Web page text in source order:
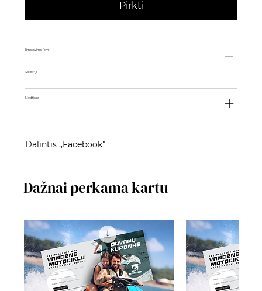
Pirkti
Išmatavimai (cm)
12x8x4,5
Medžiaga
Dalintis ,,Facebook"
Dažnai perkama kartu